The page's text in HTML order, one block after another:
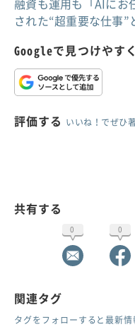
融資も運用も「AIにお
された“超重要な仕事”
Googleで見つけやすく
評価する いいね！でぜひ
共有する
0 0
関連タグ
タグをフォローすると最新